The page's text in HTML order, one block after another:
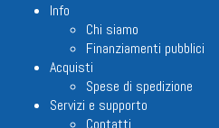
Info
Chi siamo
Finanziamenti pubblici
Acquisti
Spese di spedizione
Servizi e supporto